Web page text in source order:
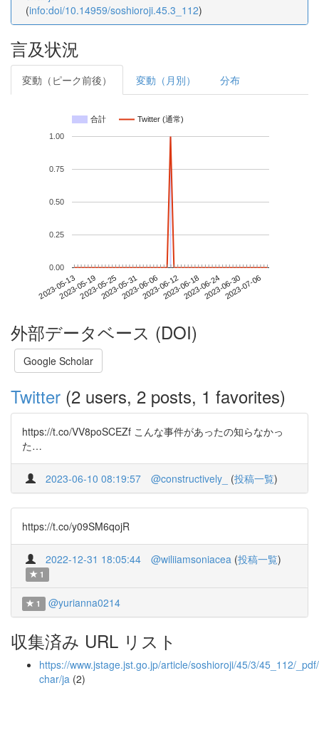
(info:doi/10.14959/soshioroji.45.3_112)
言及状況
変動（ピーク前後） 変動（月別） 分布
合計 Twitter (通常)
2023-05-132023-05-192023-05-252023-05-312023-06-062023-06-122023-06-182023-06-242023-06-302023-07-06
0.00
0.25
0.50
0.75
1.00
外部データベース (DOI)
Google Scholar
Twitter (2 users, 2 posts, 1 favorites)
https://t.co/VV8poSCEZf こんな事件があったの知らなかっ
た…
2023-06-10 08:19:57 @constructively_ (投稿一覧)
https://t.co/y09SM6qojR
2022-12-31 18:05:44 @wiliiamsoniacea (投稿一覧)
1
1 @yurianna0214
収集済み URL リスト
https://www.jstage.jst.go.jp/article/soshioroji/45/3/45_112/
char/ja (2)